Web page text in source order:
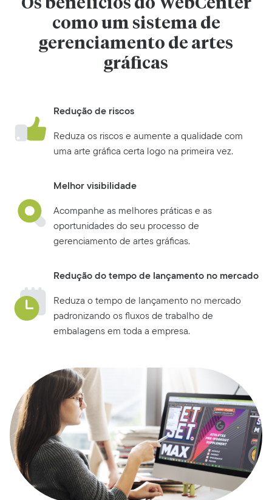
Os benefícios do WebCenter
como um sistema de
gerenciamento de artes
gráficas
Redução de riscos
Reduza os riscos e aumente a qualidade com
uma arte gráfica certa logo na primeira vez.
Melhor visibilidade
Acompanhe as melhores práticas e as
oportunidades do seu processo de
gerenciamento de artes gráficas.
Redução do tempo de lançamento no mercado
Reduza o tempo de lançamento no mercado
padronizando os fluxos de trabalho de
embalagens em toda a empresa.